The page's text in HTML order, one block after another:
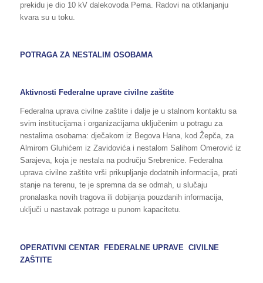
prekidu je dio 10 kV dalekovoda Perna. Radovi na otklanjanju
kvara su u toku.
POTRAGA ZA NESTALIM OSOBAMA
Aktivnosti Federalne uprave civilne zaštite
Federalna uprava civilne zaštite i dalje je u stalnom kontaktu sa
svim institucijama i organizacijama uključenim u potragu za
nestalima osobama: dječakom iz Begova Hana, kod Žepča, za
Almirom Gluhićem iz Zavidovića i nestalom Salihom Omerović iz
Sarajeva, koja je nestala na području Srebrenice. Federalna
uprava civilne zaštite vrši prikupljanje dodatnih informacija, prati
stanje na terenu, te je spremna da se odmah, u slučaju
pronalaska novih tragova ili dobijanja pouzdanih informacija,
uključi u nastavak potrage u punom kapacitetu.
OPERATIVNI CENTAR FEDERALNE UPRAVE CIVILNE
ZAŠTITE